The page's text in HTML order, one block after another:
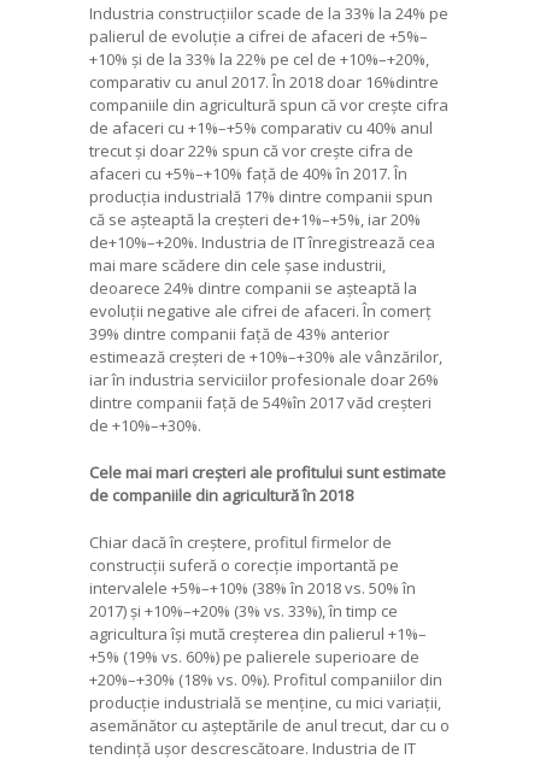
Industria construcțiilor scade de la 33% la 24% pe
palierul de evoluție a cifrei de afaceri de +5%–
+10% și de la 33% la 22% pe cel de +10%–+20%,
comparativ cu anul 2017. În 2018 doar 16%dintre
companiile din agricultură spun că vor crește cifra
de afaceri cu +1%–+5% comparativ cu 40% anul
trecut și doar 22% spun că vor crește cifra de
afaceri cu +5%–+10% față de 40% în 2017. În
producția industrială 17% dintre companii spun
că se așteaptă la creșteri de+1%–+5%, iar 20%
de+10%–+20%. Industria de IT înregistrează cea
mai mare scădere din cele șase industrii,
deoarece 24% dintre companii se așteaptă la
evoluții negative ale cifrei de afaceri. În comerț
39% dintre companii față de 43% anterior
estimează creșteri de +10%–+30% ale vânzărilor,
iar în industria serviciilor profesionale doar 26%
dintre companii față de 54%în 2017 văd creșteri
de +10%–+30%.
Cele mai mari creșteri ale profitului sunt estimate
de companiile din agricultură în 2018
Chiar dacă în creștere, profitul firmelor de
construcții suferă o corecție importantă pe
intervalele +5%–+10% (38% în 2018 vs. 50% în
2017) și +10%–+20% (3% vs. 33%), în timp ce
agricultura își mută creșterea din palierul +1%–
+5% (19% vs. 60%) pe palierele superioare de
+20%–+30% (18% vs. 0%). Profitul companiilor din
producție industrială se menține, cu mici variații,
asemănător cu așteptările de anul trecut, dar cu o
tendință ușor descrescătoare. Industria de IT